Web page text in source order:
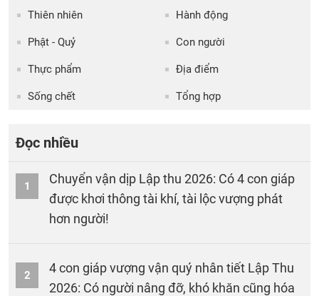
Thiên nhiên Hành động
Phật - Quỷ Con người
Thực phẩm Địa điểm
Sống chết Tổng hợp
Đọc nhiều
1
Chuyển vận dịp Lập thu 2026: Có 4 con giáp
được khơi thông tài khí, tài lộc vượng phát
hơn người!
2
4 con giáp vượng vận quý nhân tiết Lập Thu
2026: Có người nâng đỡ, khó khăn cũng hóa